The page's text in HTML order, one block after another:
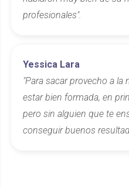
profesionales".
Yessica Lara
"Para sacar provecho a
estar bien formada, en
pero sin alguien que te
conseguir buenos